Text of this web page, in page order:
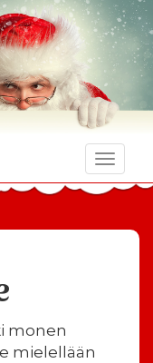
Toggle
monen
mielellään